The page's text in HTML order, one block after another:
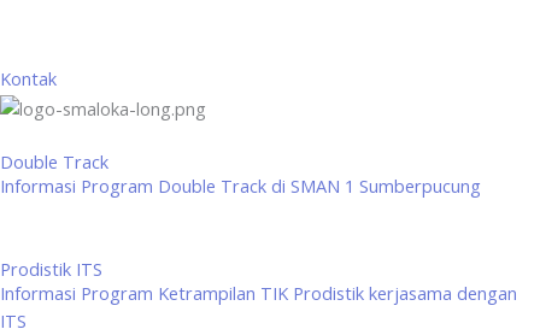
Kontak
Double Track
Informasi Program Double Track di SMAN 1 Sumberpucung
Prodistik ITS
Informasi Program Ketrampilan TIK Prodistik kerjasama dengan
ITS